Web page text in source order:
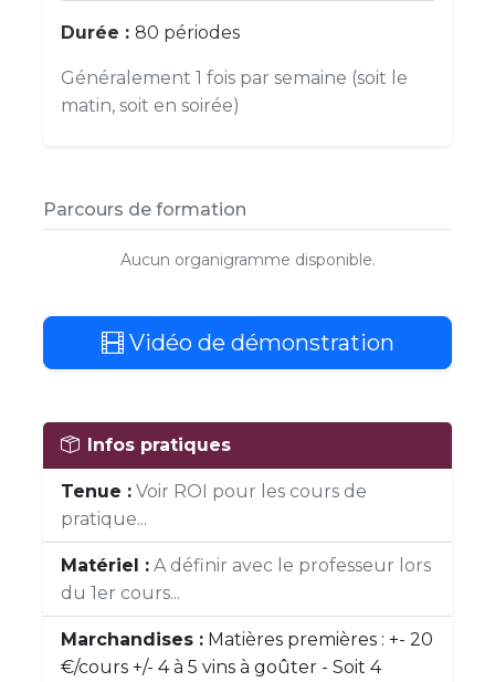
Durée : 80 périodes
Généralement 1 fois par semaine (soit le
matin, soit en soirée)
Parcours de formation
Aucun organigramme disponible.
Vidéo de démonstration
Infos pratiques
Tenue : Voir ROI pour les cours de
pratique...
Matériel : A définir avec le professeur lors
du 1er cours...
Marchandises : Matières premières : +- 20
€/cours +/- 4 à 5 vins à goûter - Soit 4